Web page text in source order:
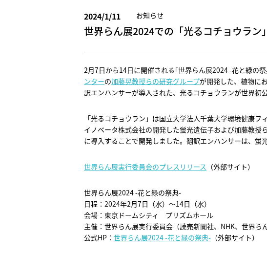
2024/1/11 お知らせ
世界らん展2024での「光るコチョウラン
2月7日から14日に開催される｢世界らん展2024 -花と緑の祭
ンターの加藤晃教授らの研究グループが開発した、植物に
訳エンハンサーが導入された、光るコチョウランが世界初公
「光るコチョウラン」は国立大学法人千葉大学環境健康
イノベータ株式会社の開発した蛍光遺伝子および加藤教授
に導入することで開発しました。翻訳エンハンサーは、蛍
世界らん展実行委員会のプレスリリース （外部サイト）
世界らん展2024 -花と緑の祭典-
日程：2024年2月7日（水）～14日（水）
会場：東京ドームシティ プリズムホール
主催：世界らん展実行委員会（読売新聞社、NHK、世界ら
公式HP： 世界らん展2024 -花と緑の祭典- （外部サイト）